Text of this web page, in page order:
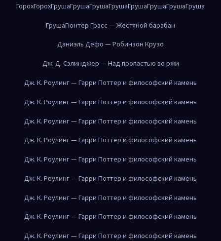
ГорохГорохГрушаГрушаГрушаГрушаГрушаГрушаГрушаГруша
ГрушаГюнтер Грасс — Жестяной барабан
Даниэль Дефо — Робинзон Крузо
Дж. Д. Сэлинджер — Над пропастью во ржи
Дж. К. Роулинг — Гарри Поттер и философский камень
Дж. К. Роулинг — Гарри Поттер и философский камень
Дж. К. Роулинг — Гарри Поттер и философский камень
Дж. К. Роулинг — Гарри Поттер и философский камень
Дж. К. Роулинг — Гарри Поттер и философский камень
Дж. К. Роулинг — Гарри Поттер и философский камень
Дж. К. Роулинг — Гарри Поттер и философский камень
Дж. К. Роулинг — Гарри Поттер и философский камень
Дж. К. Роулинг — Гарри Поттер и философский камень